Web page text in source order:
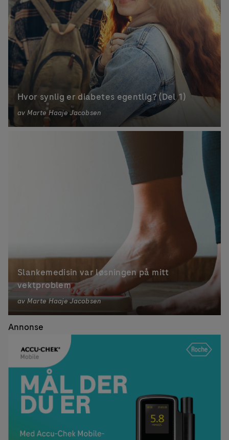
Hvor synlig er diabetes egentlig? (Del 1)
av Marte Haaje Jacobsen
Slankemedisin var løsningen på mitt
vektproblem
avMarte Haaje Jacobsen
Annonse